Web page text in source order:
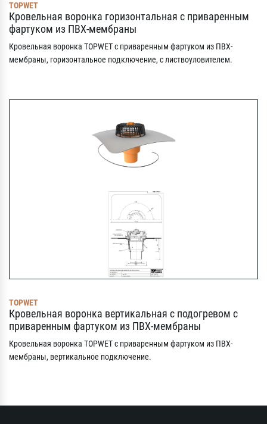
TOPWET
Кровельная воронка горизонтальная с приваренным
фартуком из ПВХ-мембраны
Кровельная воронка TOPWET с приваренным фартуком из ПВХ-
мембраны, горизонтальное подключение, с листвоуловителем.
TOPWET
Кровельная воронка вертикальная с подогревом с
приваренным фартуком из ПВХ-мембраны
Кровельная воронка TOPWET с приваренным фартуком из ПВХ-
мембраны, вертикальное подключение.